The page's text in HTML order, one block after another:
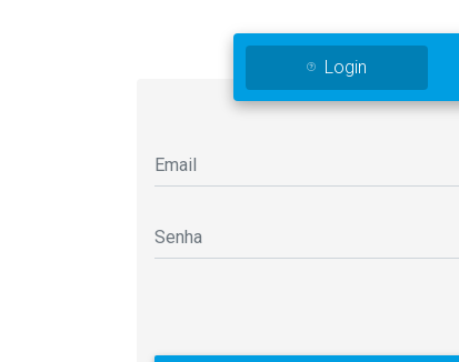
Login